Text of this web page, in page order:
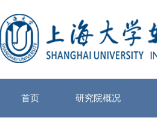
首页 研究院概况